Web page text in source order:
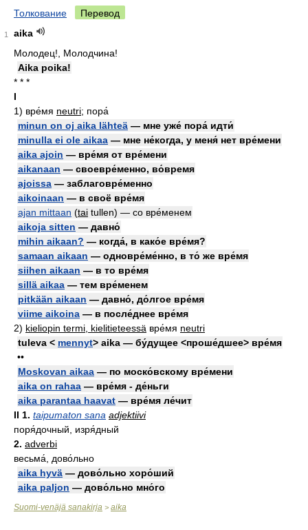
Толкование Перевод
1
aika
Молодец!, Молодчина!
Aika poika!
* * *
I
1) вре́мя neutri; пора́
minun on oj aika lähteä — мне уже́ пора́ идти́
minulla ei ole aikaa — мне не́когда, у меня́ нет вре́мени
aika ajoin — вре́мя от вре́мени
aikanaan — своевре́менно, во́время
ajoissa — заблаговре́менно
aikoinaan — в своё вре́мя
ajan mittaan (tai tullen) — со вре́менем
aikoja sitten — давно́
mihin aikaan? — когда́, в како́е вре́мя?
samaan aikaan — одновре́ме́нно, в то́ же вре́мя
siihen aikaan — в то вре́мя
sillä aikaa — тем вре́менем
pitkään aikaan — давно́, до́лгое вре́мя
viime aikoina — в после́днее вре́мя
2) kieliopin termi, kielitieteessä вре́мя neutri
tuleva < mennyt> aika — бу́дущее <проше́дшее> вре́мя
••
Moskovan aikaa — по моско́вскому вре́мени
aika on rahaa — вре́мя - де́ньги
aika parantaa haavat — вре́мя ле́чит
II 1. taipumaton sana adjektiivi
поря́дочный, изря́дный
2. adverbi
весьма́, дово́льно
aika hyvä — дово́льно хоро́ший
aika paljon — дово́льно мно́го
Suomi-venäjä sanakirja > aika